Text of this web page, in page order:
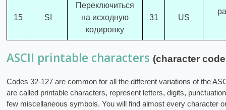
15 SI
Переключиться
на исходную
кодировку
31 US
ASCII printable characters (character
Codes 32-127 are common for all the different variations of the
are called printable characters, represent letters, digits,
few miscellaneous symbols. You will find almost every character